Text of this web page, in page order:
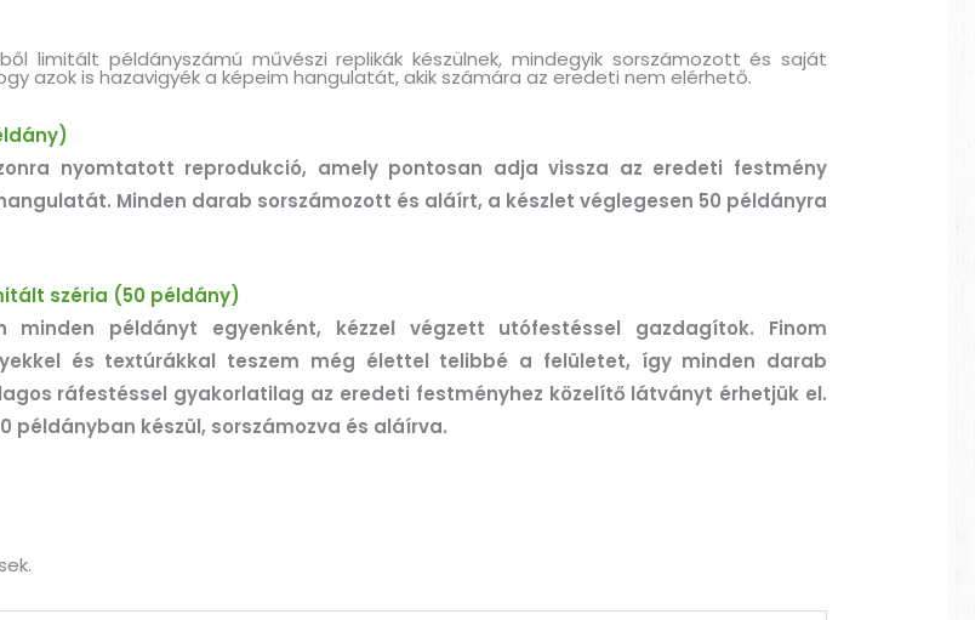
limitált példányszámú művészi replikák készülnek, mindegyik sorszámozott és saját
azok is hazavigyék a képeim hangulatát, akik számára az eredeti nem elérhető.
nyomtatott reprodukció, amely pontosan adja vissza az eredeti festmény
Minden darab sorszámozott és aláírt, a készlet véglegesen 50 példányra
széria (50 példány)
minden példányt egyenként, kézzel végzett utófestéssel gazdagítok. Finom
és textúrákkal teszem még élettel telibbé a felületet, így minden darab
ráfestéssel gyakorlatilag az eredeti festményhez közelítő látványt érhetjük el.
példányban készül, sorszámozva és aláírva.